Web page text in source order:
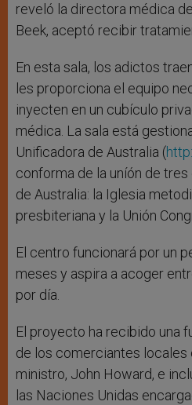
reveló la directora médica
Beek, aceptó recibir
En esta sala, los adictos
les proporciona el equipo
inyecten en un cubículo
médica. La sala está
Unificadora de Australia (
conforma de la uníón de
de Australia: la Iglesia
presbiteriana y la Unión
El centro funcionará por un
meses y aspira a acoger
por día.
El proyecto ha recibido una
de los comerciantes
ministro, John Howard, e
las Naciones Unidas